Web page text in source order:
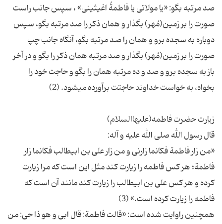
صد مرتبه بگو: «یا مولاتى یا فاطمةُ اغیثینى‏» ، سپس جانب راست
صورت را بر زمین(مُهر) بگذار و همان ذكر را صد مرتبه بگو، سپس
دوباره به سجده برو و همان را صد مرتبه بگو، آنگاه جانب چپ
صورت را بر زمین(مُهر) بگذار و صد مرتبه همان ذكر را بگو و در آخر
باز به سجده برو و صد و ده مرتبه همان را بگو و حاجت ‏خود را
«من زار فاطمة فكانما زارنى و من زار على بن ابیطالب فكانما زار
فاطمة؛ هر كس فاطمه را زیارت كند مثل این است كه مرا زیارت
كرده و هر كس على بن ابیطالب را زیارت كند مانند آن است كه
همچنین راوایت شده است: «قالت فاطمة: قال ابى و هو ذا حى: من